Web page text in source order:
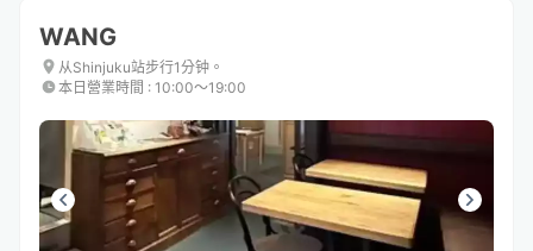
WANG
从Shinjuku站步行1分钟。
本日營業時間 : 10:00〜19:00